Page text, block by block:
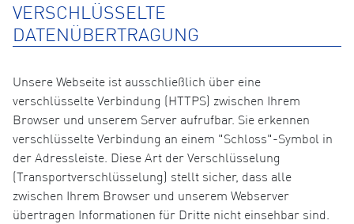
VERSCHLÜSSELTE
DATENÜBERTRAGUNG
Unsere Webseite ist ausschließlich über eine
verschlüsselte Verbindung (HTTPS) zwischen Ihrem
Browser und unserem Server aufrufbar. Sie erkennen
verschlüsselte Verbindung an einem "Schloss"-Symbol in
der Adressleiste. Diese Art der Verschlüsselung
(Transportverschlüsselung) stellt sicher, dass alle
zwischen Ihrem Browser und unserem Webserver
übertragen Informationen für Dritte nicht einsehbar sind.